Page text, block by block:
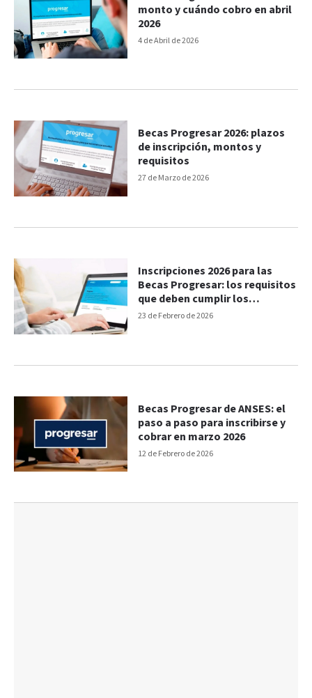
4 de Abril de 2026
monto y cuándo cobro en abril
2026
27 de Marzo de 2026
Becas Progresar 2026: plazos
de inscripción, montos y
requisitos
23 de Febrero de 2026
Inscripciones 2026 para las
Becas Progresar: los requisitos
que deben cumplir los
aspirantes
12 de Febrero de 2026
Becas Progresar de ANSES: el
paso a paso para inscribirse y
cobrar en marzo 2026